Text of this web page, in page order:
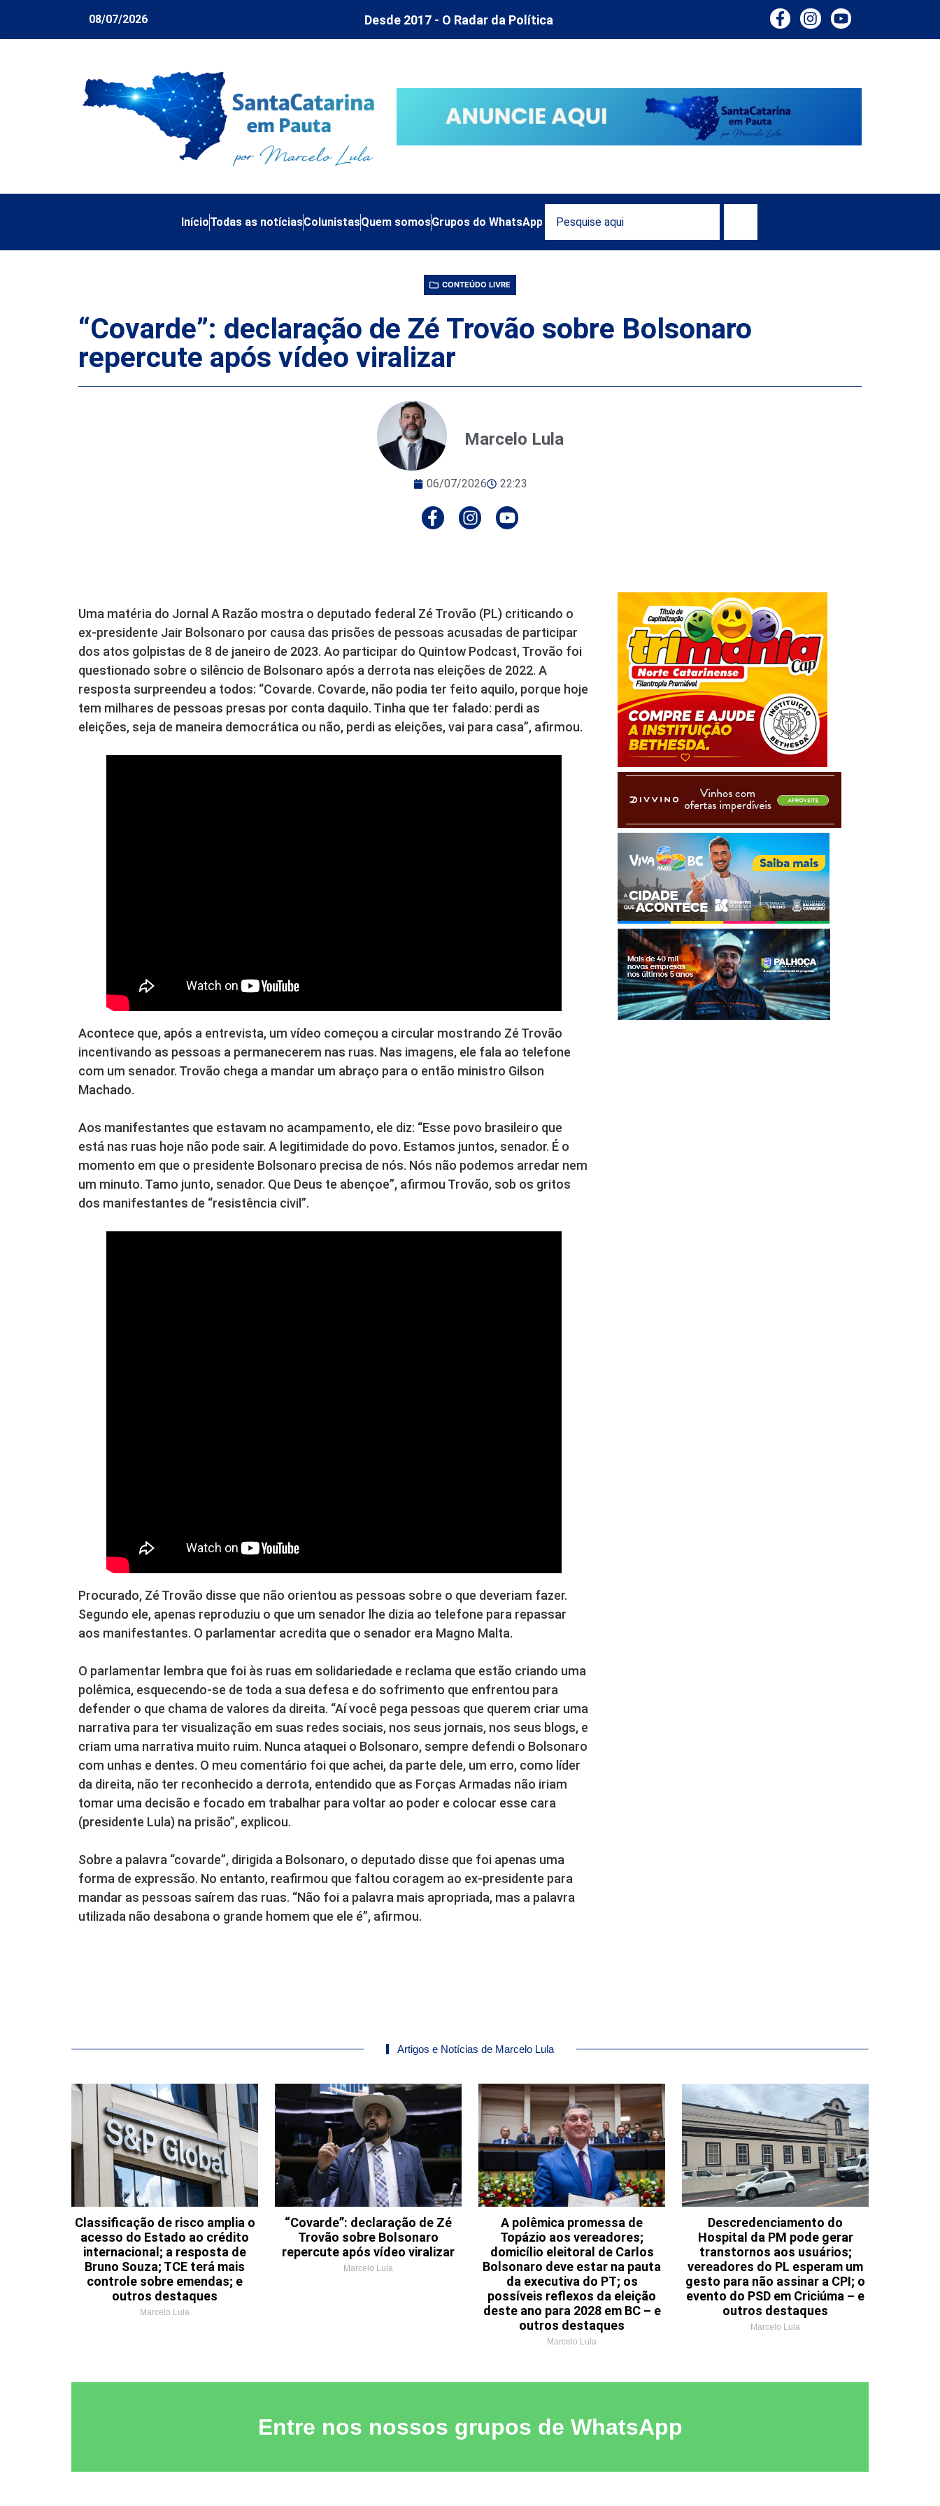
08/07/2026 Desde 2017 - O Radar da Política
InícioTodas as notíciasColunistasQuem somosGrupos do WhatsApp
CONTEÚDO LIVRE
“Covarde”: declaração de Zé Trovão sobre Bolsonaro
repercute após vídeo viralizar
Marcelo Lula
06/07/2026 22:23
Uma matéria do Jornal A Razão mostra o deputado federal Zé Trovão (PL) criticando o
ex-presidente Jair Bolsonaro por causa das prisões de pessoas acusadas de participar
dos atos golpistas de 8 de janeiro de 2023. Ao participar do Quintow Podcast, Trovão foi
questionado sobre o silêncio de Bolsonaro após a derrota nas eleições de 2022. A
resposta surpreendeu a todos: “Covarde. Covarde, não podia ter feito aquilo, porque hoje
tem milhares de pessoas presas por conta daquilo. Tinha que ter falado: perdi as
eleições, seja de maneira democrática ou não, perdi as eleições, vai para casa”, afirmou.
Acontece que, após a entrevista, um vídeo começou a circular mostrando Zé Trovão
incentivando as pessoas a permanecerem nas ruas. Nas imagens, ele fala ao telefone
com um senador. Trovão chega a mandar um abraço para o então ministro Gilson
Machado.
Aos manifestantes que estavam no acampamento, ele diz: “Esse povo brasileiro que
está nas ruas hoje não pode sair. A legitimidade do povo. Estamos juntos, senador. É o
momento em que o presidente Bolsonaro precisa de nós. Nós não podemos arredar nem
um minuto. Tamo junto, senador. Que Deus te abençoe”, afirmou Trovão, sob os gritos
dos manifestantes de “resistência civil”.
Procurado, Zé Trovão disse que não orientou as pessoas sobre o que deveriam fazer.
Segundo ele, apenas reproduziu o que um senador lhe dizia ao telefone para repassar
aos manifestantes. O parlamentar acredita que o senador era Magno Malta.
O parlamentar lembra que foi às ruas em solidariedade e reclama que estão criando uma
polêmica, esquecendo-se de toda a sua defesa e do sofrimento que enfrentou para
defender o que chama de valores da direita. “Aí você pega pessoas que querem criar uma
narrativa para ter visualização em suas redes sociais, nos seus jornais, nos seus blogs, e
criam uma narrativa muito ruim. Nunca ataquei o Bolsonaro, sempre defendi o Bolsonaro
com unhas e dentes. O meu comentário foi que achei, da parte dele, um erro, como líder
da direita, não ter reconhecido a derrota, entendido que as Forças Armadas não iriam
tomar uma decisão e focado em trabalhar para voltar ao poder e colocar esse cara
(presidente Lula) na prisão”, explicou.
Sobre a palavra “covarde”, dirigida a Bolsonaro, o deputado disse que foi apenas uma
forma de expressão. No entanto, reafirmou que faltou coragem ao ex-presidente para
mandar as pessoas saírem das ruas. “Não foi a palavra mais apropriada, mas a palavra
utilizada não desabona o grande homem que ele é”, afirmou.
Artigos e Notícias de Marcelo Lula
Classificação de risco amplia o
acesso do Estado ao crédito
internacional; a resposta de
Bruno Souza; TCE terá mais
controle sobre emendas; e
outros destaques
Marcelo Lula
“Covarde”: declaração de Zé
Trovão sobre Bolsonaro
repercute após vídeo viralizar
Marcelo Lula
A polêmica promessa de
Topázio aos vereadores;
domicílio eleitoral de Carlos
Bolsonaro deve estar na pauta
da executiva do PT; os
possíveis reflexos da eleição
deste ano para 2028 em BC – e
outros destaques
Marcelo Lula
Descredenciamento do
Hospital da PM pode gerar
transtornos aos usuários;
vereadores do PL esperam um
gesto para não assinar a CPI; o
evento do PSD em Criciúma – e
outros destaques
Marcelo Lula
Entre nos nossos grupos de WhatsApp